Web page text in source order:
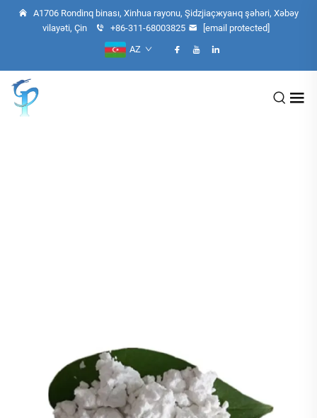
A1706 Rondinq binası, Xinhua rayonu, Şidzjiaçжуанq şəhəri, Xəbəy
vilayəti, Çin
+86-311-68003825
[email protected]
AZ